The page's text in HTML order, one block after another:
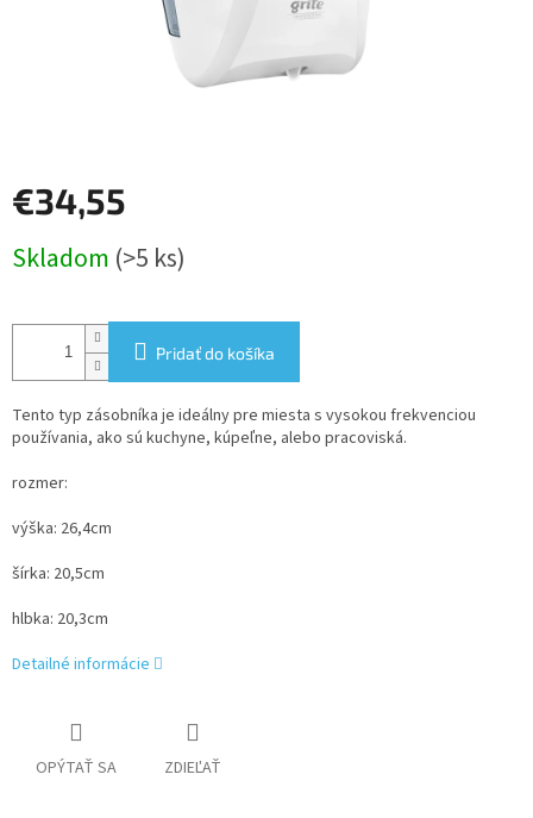
€34,55
cena:
Skladom (>5 ks)
Pridať do košíka
Tento typ zásobníka je ideálny pre miesta s vysokou frekvenciou
používania, ako sú kuchyne, kúpeľne, alebo pracoviská.
rozmer:
výška: 26,4cm
šírka: 20,5cm
hlbka: 20,3cm
Detailné informácie
OPÝTAŤ SA ZDIEĽAŤ